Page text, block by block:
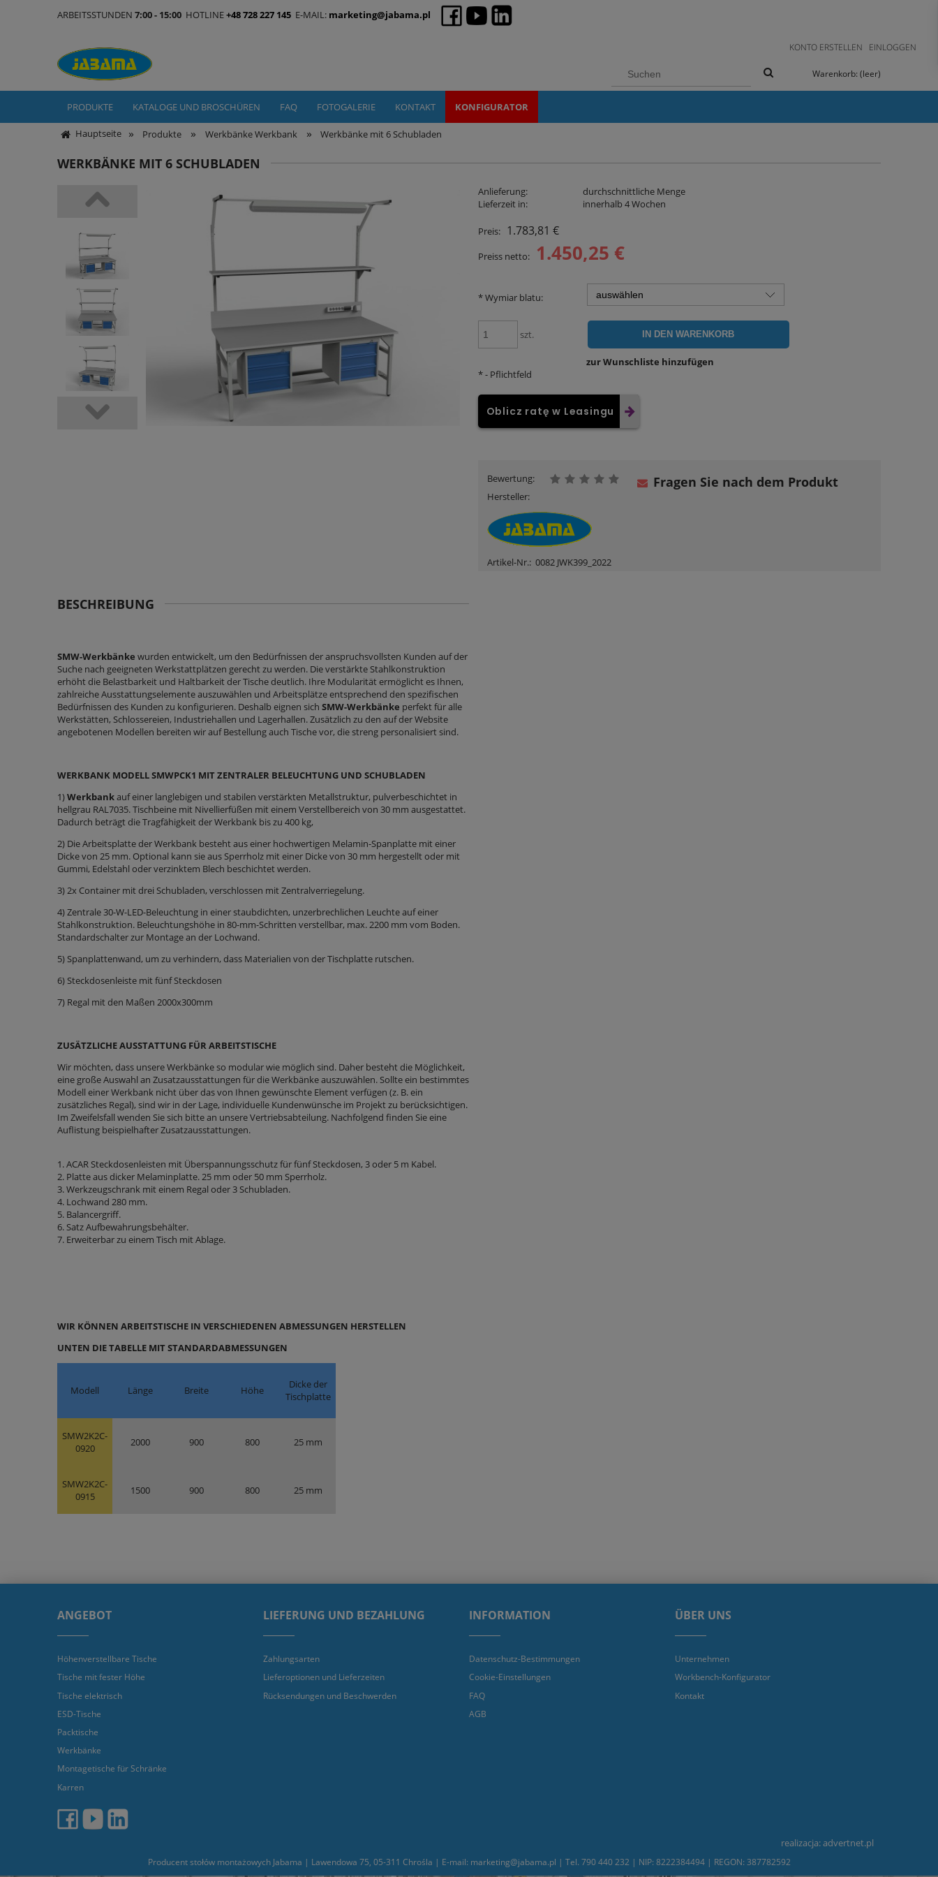
ARBEITSSTUNDEN 7:00 - 15:00 HOTLINE+48 728 227 145 E-MAIL: marketing@jabama.pl
KONTO ERSTELLEN EINLOGGEN
Warenkorb: (leer)
PRODUKTE KATALOGE UND BROSCHÜREN FAQ FOTOGALERIE KONTAKT KONFIGURATOR
Hauptseite » Produkte » Werkbänke Werkbank » Werkbänke mit 6 Schubladen
WERKBÄNKE MIT 6 SCHUBLADEN
Anlieferung:
durchschnittliche Menge
Lieferzeit in:
innerhalb 4 Wochen
Preis: 1.783,81 €
Preiss netto: 1.450,25 €
*Wymiar blatu:
szt. IN DEN WARENKORB
zur Wunschliste hinzufügen
*- Pflichtfeld
Oblicz ratę w Leasingu
Bewertung:
Hersteller:
Artikel-Nr.: 0082 JWK399_2022
Fragen Sie nach dem Produkt
BESCHREIBUNG
SMW-Werkbänke wurden entwickelt, um den Bedürfnissen der anspruchsvollsten Kunden auf der
Suche nach geeigneten Werkstattplätzen gerecht zu werden. Die verstärkte Stahlkonstruktion
erhöht die Belastbarkeit und Haltbarkeit der Tische deutlich. Ihre Modularität ermöglicht es Ihnen,
zahlreiche Ausstattungselemente auszuwählen und Arbeitsplätze entsprechend den spezifischen
Bedürfnissen des Kunden zu konfigurieren. Deshalb eignen sich SMW-Werkbänke perfekt für alle
Werkstätten, Schlossereien, Industriehallen und Lagerhallen. Zusätzlich zu den auf der Website
angebotenen Modellen bereiten wir auf Bestellung auch Tische vor, die streng personalisiert sind.
WERKBANK MODELL SMWPCK1 MIT ZENTRALER BELEUCHTUNG UND SCHUBLADEN
1)Werkbankauf einer langlebigen und stabilen verstärkten Metallstruktur, pulverbeschichtet in
hellgrau RAL7035. Tischbeine mit Nivellierfüßen mit einem Verstellbereich von 30 mm ausgestattet.
Dadurch beträgt die Tragfähigkeit der Werkbank bis zu 400 kg,
2) Die Arbeitsplatte der Werkbank besteht aus einer hochwertigen Melamin-Spanplatte mit einer
Dicke von 25 mm. Optional kann sie aus Sperrholz mit einer Dicke von 30 mm hergestellt oder mit
Gummi, Edelstahl oder verzinktem Blech beschichtet werden.
3) 2x Container mit drei Schubladen, verschlossen mit Zentralverriegelung.
4) Zentrale 30-W-LED-Beleuchtung in einer staubdichten, unzerbrechlichen Leuchte auf einer
Stahlkonstruktion. Beleuchtungshöhe in 80-mm-Schritten verstellbar, max. 2200 mm vom Boden.
Standardschalter zur Montage an der Lochwand.
5) Spanplattenwand, um zu verhindern, dass Materialien von der Tischplatte rutschen.
6) Steckdosenleiste mit fünf Steckdosen
7) Regal mit den Maßen 2000x300mm
ZUSÄTZLICHE AUSSTATTUNG FÜR ARBEITSTISCHE
Wir möchten, dass unsere Werkbänke so modular wie möglich sind. Daher besteht die Möglichkeit,
eine große Auswahl an Zusatzausstattungen für die Werkbänke auszuwählen. Sollte ein bestimmtes
Modell einer Werkbank nicht über das von Ihnen gewünschte Element verfügen (z. B. ein
zusätzliches Regal), sind wir in der Lage, individuelle Kundenwünsche im Projekt zu berücksichtigen.
Im Zweifelsfall wenden Sie sich bitte an unsere Vertriebsabteilung. Nachfolgend finden Sie eine
Auflistung beispielhafter Zusatzausstattungen.
1. ACAR Steckdosenleisten mit Überspannungsschutz für fünf Steckdosen, 3 oder 5 m Kabel.
2. Platte aus dicker Melaminplatte. 25 mm oder 50 mm Sperrholz.
3. Werkzeugschrank mit einem Regal oder 3 Schubladen.
4. Lochwand 280 mm.
5. Balancergriff.
6. Satz Aufbewahrungsbehälter.
7. Erweiterbar zu einem Tisch mit Ablage.
WIR KÖNNEN ARBEITSTISCHE IN VERSCHIEDENEN ABMESSUNGEN HERSTELLEN
UNTEN DIE TABELLE MIT STANDARDABMESSUNGEN
Modell Länge Breite Höhe
Dicke der
Tischplatte
SMW2K2C-
0920
2000 900 800 25 mm
SMW2K2C-
0915
1500 900 800 25 mm
ANGEBOT
Höhenverstellbare Tische
Tische mit fester Höhe
Tische elektrisch
ESD-Tische
Packtische
Werkbänke
Montagetische für Schränke
Karren
LIEFERUNG UND BEZAHLUNG
Zahlungsarten
Lieferoptionen und Lieferzeiten
Rücksendungen und Beschwerden
INFORMATION
Datenschutz-Bestimmungen
Cookie-Einstellungen
FAQ
AGB
ÜBER UNS
Unternehmen
Workbench-Konfigurator
Kontakt
realizacja:advertnet.pl
Producent stołów montażowych Jabama | Lawendowa 75, 05-311 Chrośla | E-mail: marketing@jabama.pl | Tel. 790 440 232 | NIP: 8222384494 | REGON: 387782592